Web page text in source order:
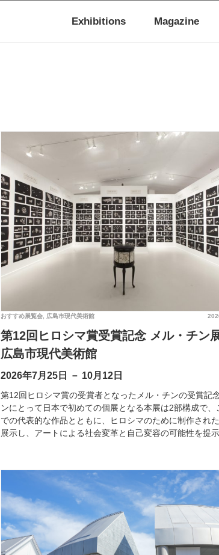
Exhibitions Magazine
おすすめ展覧会 広島市現代美術館
第12回ヒロシマ賞受賞記念 メル・チン
広島市現代美術館
2026年7月25日 － 10月12日
第12回ヒロシマ賞の受賞者となったメル・チンの受賞記
ンにとって日本で初めての個展となる本展は2部構成で、
での代表的な作品とともに、ヒロシマのために制作され
展示し、アートによる社会変革と自己変容の可能性を提示